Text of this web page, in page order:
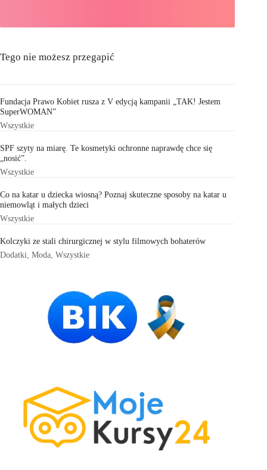
Tego nie możesz przegapić
Fundacja Prawo Kobiet rusza z V edycją kampanii „TAK! Jestem
SuperWOMAN”
Wszystkie
SPF szyty na miarę. Te kosmetyki ochronne naprawdę chce się
„nosić”.
Wszystkie
Co na katar u dziecka wiosną? Poznaj skuteczne sposoby na katar u
niemowląt i małych dzieci
Wszystkie
Kolczyki ze stali chirurgicznej w stylu filmowych bohaterów
Dodatki Moda Wszystkie